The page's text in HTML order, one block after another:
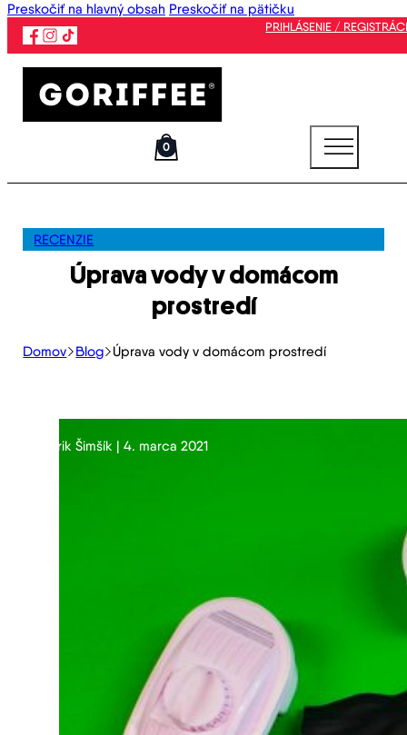
Preskočiť na hlavný obsah Preskočiť na pätičku
PRIHLÁSENIE /
0
RECENZIE
Úprava vody v domácom
prostredí
Domov Blog Úprava vody v domácom prostredí
Erik Šimšík | 4. marca 2021